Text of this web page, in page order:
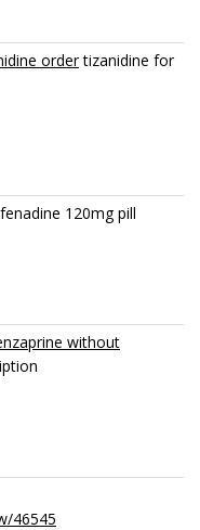
ordertizanidine for
120mg pill
without
46545